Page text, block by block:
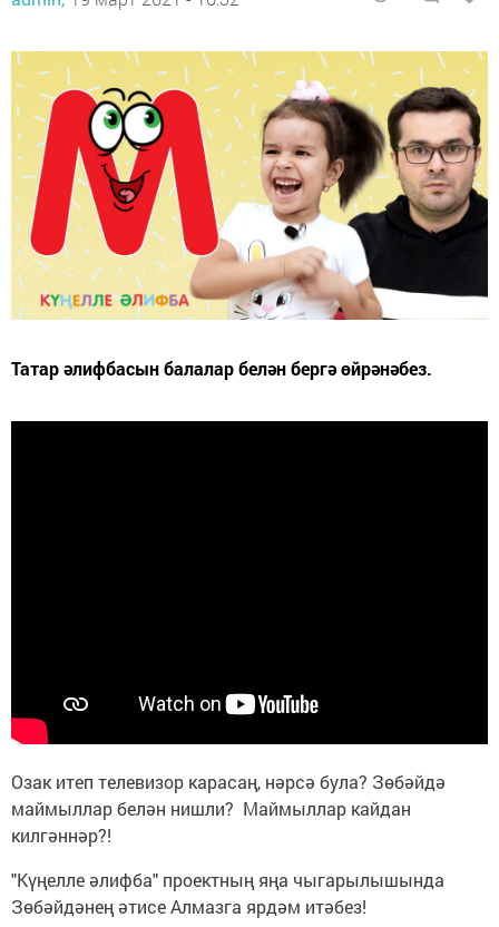
Татар әлифбасын балалар белән бергә өйрәнәбез.
Озак итеп телевизор карасаң, нәрсә була? Зөбәйдә
маймыллар белән нишли? Маймыллар кайдан
килгәннәр?!
"Күңелле әлифба" проектның яңа чыгарылышында
Зөбәйдәнең әтисе Алмазга ярдәм итәбез!